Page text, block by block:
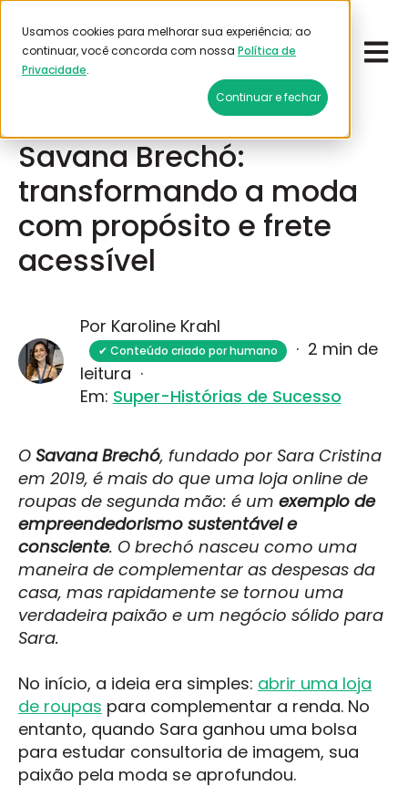
Usamos cookies para melhorar sua experiência; ao
continuar, você concorda com nossa Política de
Privacidade.
Continuar e fechar
Emitir frete
Savana Brechó:
transformando a moda
com propósito e frete
acessível
Por Karoline Krahl
✔ Conteúdo criado por humano · 2 min de
leitura ·
Em: Super-Histórias de Sucesso
O Savana Brechó, fundado por Sara Cristina
em 2019, é mais do que uma loja online de
roupas de segunda mão: é um exemplo de
empreendedorismo sustentável e
consciente. O brechó nasceu como uma
maneira de complementar as despesas da
casa, mas rapidamente se tornou uma
verdadeira paixão e um negócio sólido para
Sara.
No início, a ideia era simples: abrir uma loja
de roupas para complementar a renda. No
entanto, quando Sara ganhou uma bolsa
para estudar consultoria de imagem, sua
paixão pela moda se aprofundou.